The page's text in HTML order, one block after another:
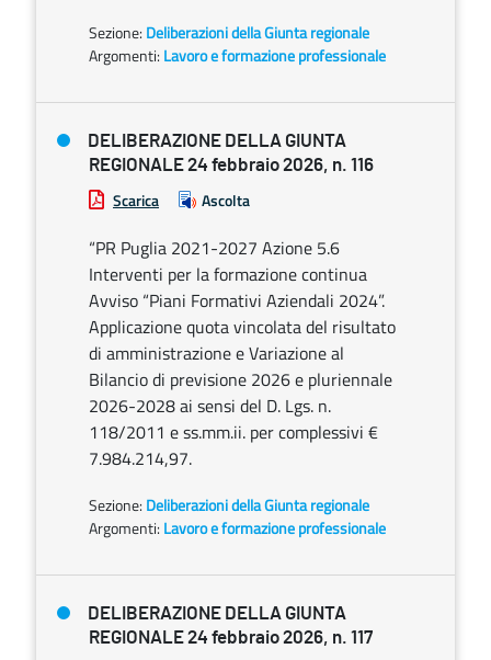
Sezione: Deliberazioni della Giunta regionale
Argomenti: Lavoro e formazione professionale
DELIBERAZIONE DELLA GIUNTA
REGIONALE 24 febbraio 2026, n. 116
Scarica Ascolta
“PR Puglia 2021-2027 Azione 5.6
Interventi per la formazione continua
Avviso “Piani Formativi Aziendali 2024”.
Applicazione quota vincolata del risultato
di amministrazione e Variazione al
Bilancio di previsione 2026 e pluriennale
2026-2028 ai sensi del D. Lgs. n.
118/2011 e ss.mm.ii. per complessivi €
7.984.214,97.
Sezione: Deliberazioni della Giunta regionale
Argomenti: Lavoro e formazione professionale
DELIBERAZIONE DELLA GIUNTA
REGIONALE 24 febbraio 2026, n. 117